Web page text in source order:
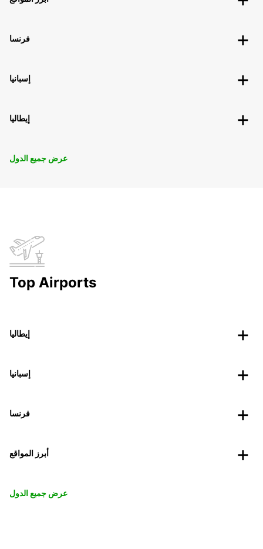
فرنسا
إسبانيا
إيطاليا
عرض جميع الدول
Top Airports
إيطاليا
إسبانيا
فرنسا
أبرز المواقع
عرض جميع الدول